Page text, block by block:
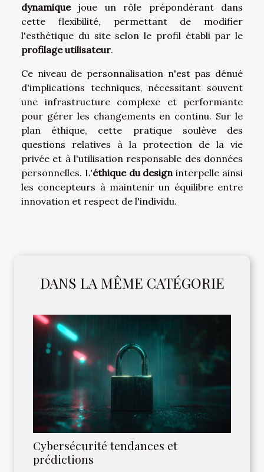
dynamiquejoue un rôle prépondérant dans
cette flexibilité, permettant de modifier
l'esthétique du site selon le profil établi par le
profilage utilisateur.
Ce niveau de personnalisation n'est pas dénué
d'implications techniques, nécessitant souvent
une infrastructure complexe et performante
pour gérer les changements en continu. Sur le
plan éthique, cette pratique soulève des
questions relatives à la protection de la vie
privée et à l'utilisation responsable des données
personnelles. L'éthique du design interpelle ainsi
les concepteurs à maintenir un équilibre entre
innovation et respect de l'individu.
DANS LA MÊME CATÉGORIE
Cybersécurité tendances et
prédictions